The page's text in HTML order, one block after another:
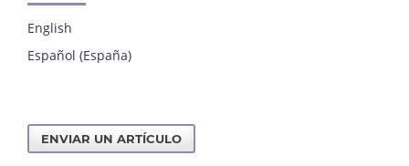
English
Español (España)
ENVIAR UN ARTÍCULO